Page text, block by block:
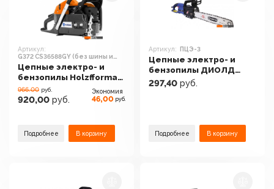
Артикул:
G372 CS36588GY (без шины и
цепи)
Цепные электро- и
бензопилы Holzfforma
G372 CS36588GY (без
шины и цепи)
966.00 руб.
920,00 руб.
Экономия
46,00 руб.
Подробнее В корзину
Артикул: ПЦЭ-3
Цепные электро- и
бензопилы ДИОЛД
ПЦЭ-3
297,40 руб.
Подробнее В корзину